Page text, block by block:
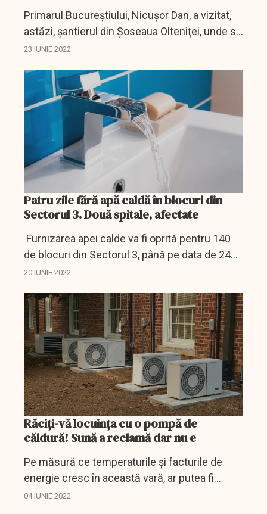
Primarul Bucureștiului, Nicuşor Dan, a vizitat,
astăzi, şantierul din Şoseaua Olteniţei, unde se
fac lucrări de modernizare a sistemului de
mesaj...
23 IUNIE 2022
Patru zile fără apă caldă în blocuri din
Sectorul 3. Două spitale, afectate
Furnizarea apei calde va fi oprită pentru 140
de blocuri din Sectorul 3, până pe data de 24
iunie, din cauza unor lucrări, anunţă luni
Bucureşti. Probleme...
20 IUNIE 2022
Răciți-vă locuința cu o pompă de
căldură! Sună a reclamă dar nu e
Pe măsură ce temperaturile și facturile de
energie cresc în această vară, ar putea fi
momentul să luați în considerare instalarea
04 IUNIE 2022